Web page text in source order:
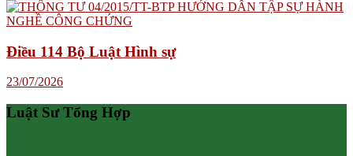
Điều 114 Bộ Luật Hình sự
23/07/2026
Luật Sư Tổng Hợp